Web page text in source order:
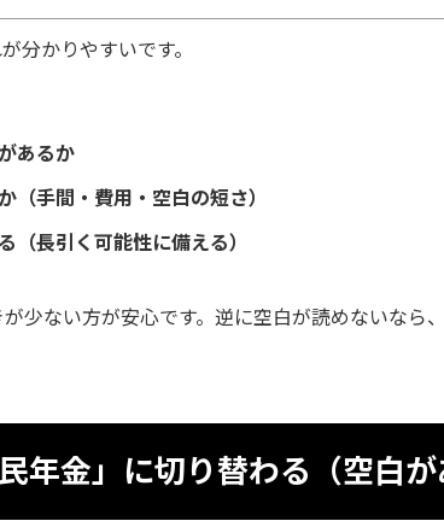
分かりやすいです。
あるか
（手間・費用・空白の短さ）
（長引く可能性に備える）
少ない方が安心です。逆に空白が読めないなら
年金」に切り替わる（空白が